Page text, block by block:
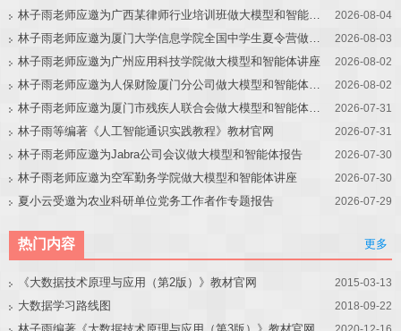
林子雨老师应邀为广西某律师行业培训班做大模型和智能体讲座 2026-08-04
林子雨老师应邀为厦门大学信息学院全国中学生夏令营做大模型讲座 2026-08-03
林子雨老师应邀为广州应用科技学院做大模型和智能体讲座 2026-08-02
林子雨老师应邀为人保财险厦门分公司做大模型和智能体讲座 2026-08-02
林子雨老师应邀为厦门市残疾人联合会做大模型和智能体讲座 2026-07-31
林子雨等编著《人工智能通识实践教程》教材官网 2026-07-31
林子雨老师应邀为Jabra公司会议做大模型和智能体报告 2026-07-30
林子雨老师应邀为空军勤务学院做大模型和智能体讲座 2026-07-30
夏小云受邀为农业科研单位党务工作者作专题报告 2026-07-29
热门内容 更多
《大数据技术原理与应用（第2版）》教材官网 2015-03-13
大数据学习路线图 2018-09-22